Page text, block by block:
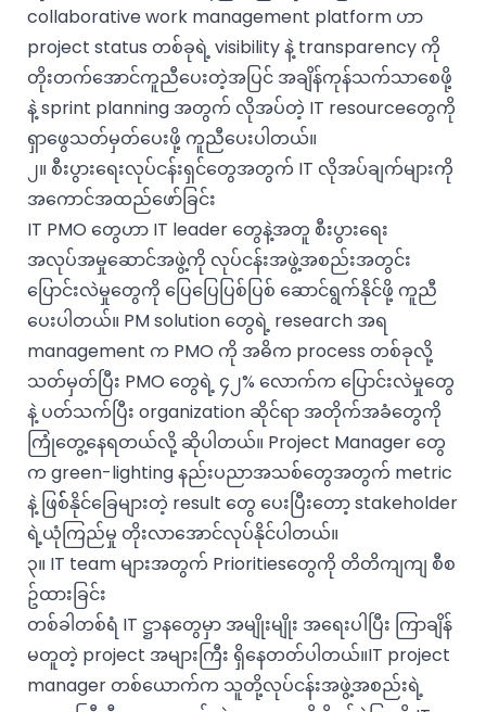
collaborative work management platform ဟာ
project status တစ်ခုရဲ့ visibility နဲ့ transparency ကို
တိုးတက်အောင်ကူညီပေးတဲ့အပြင် အချိန်ကုန်သက်သာစေဖို့
နဲ့ sprint planning အတွက် လိုအပ်တဲ့ IT resourceတွေကို
ရှာဖွေသတ်မှတ်ပေးဖို့ ကူညီပေးပါတယ်။
၂။ စီးပွားရေးလုပ်ငန်းရှင်တွေအတွက် IT လိုအပ်ချက်များကို
အကောင်အထည်ဖော်ခြင်း
IT PMO တွေဟာ IT leader တွေနဲ့အတူ စီးပွားရေး
အလုပ်အမှုဆောင်အဖွဲ့ကို လုပ်ငန်းအဖွဲ့အစည်းအတွင်း
ပြောင်းလဲမှုတွေကို ပြေပြေပြစ်ပြစ် ဆောင်ရွက်နိုင်ဖို့ ကူညီ
ပေးပါတယ်။ PM solution တွေရဲ့ research အရ
management က PMO ကို အဓိက process တစ်ခုလို့
သတ်မှတ်ပြီး PMO တွေရဲ့ ၄၂% လောက်က ပြောင်းလဲမှုတွေ
နဲ့ ပတ်သက်ပြီး organization ဆိုင်ရာ အတိုက်အခံတွေကို
ကြုံတွေ့နေရတယ်လို့ ဆိုပါတယ်။ Project Manager တွေ
က green-lighting နည်းပညာအသစ်တွေအတွက် metric
နဲ့ ဖြစ််နိုင်ခြေများတဲ့ result တွေ ပေးပြီးတော့ stakeholder
ရဲ့ယုံကြည်မှု တိုးလာအောင်လုပ်နိုင်ပါတယ်။
၃။ IT team များအတွက် Prioritiesတွေကို တိတိကျကျ စီစ
ဥ်ထားခြင်း
တစ်ခါတစ်ရံ IT ဋ္ဌာနတွေမှာ အမျိုးမျိုး အရေးပါပြီး ကြာချိန်
မတူတဲ့ project အများကြီး ရှိနေတတ်ပါတယ်။IT project
manager တစ်ယောက်က သူတို့လုပ်ငန်းအဖွဲ့အစည်းရဲ့